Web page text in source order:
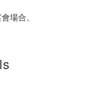
場合。